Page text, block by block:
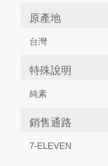
原產地
台灣
特殊說明
純素
銷售通路
7-ELEVEN